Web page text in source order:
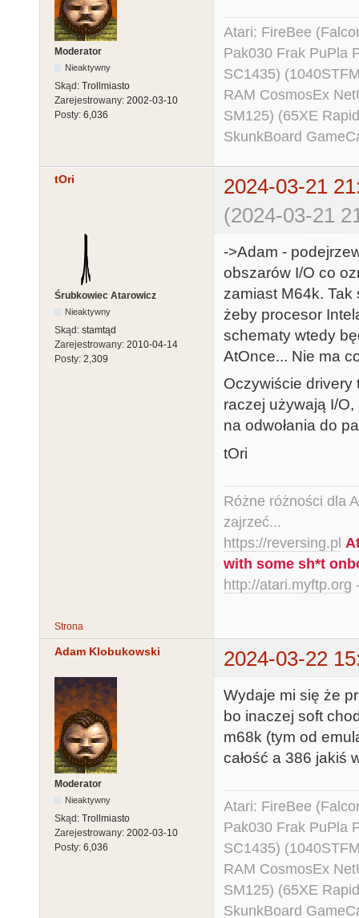
Moderator
Nieaktywny
Skąd: Trollmiasto
Zarejestrowany: 2002-03-10
Posty: 6,036
Atari: FireBee
Pak030 Frak PuPla
SC1435)
RAM CosmosEx
SM125) (65XE
SkunkBoard
tOri
2024-03-21
(2024-03-21
Śrubkowiec Atarowicz
Nieaktywny
Skąd: stamtąd
Zarejestrowany: 2010-04-14
Posty: 2,309
->Adam -
obszarów I/O co
zamiast M64k.
żeby procesor
schematy wtedy
AtOnce... Nie ma
Oczywiście drivery
raczej używają I/
na odwołania do
tOri
Różne różności dla
zajrzeć...
https://reversing.pl
with some sh*t
http://atari.myftp.org
Strona
Adam Klobukowski 2024-03-22
Moderator
Nieaktywny
Skąd: Trollmiasto
Zarejestrowany: 2002-03-10
Posty: 6,036
Wydaje mi się że
bo inaczej soft
m68k (tym od
całość a 386 jakiś
Atari: FireBee
Pak030 Frak PuPla
SC1435)
RAM CosmosEx
SM125) (65XE
SkunkBoard